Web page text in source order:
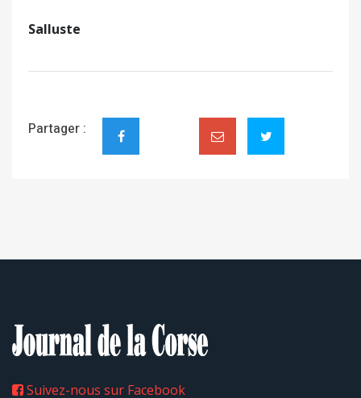
Salluste
Partager :
Suivez-nous sur Facebook